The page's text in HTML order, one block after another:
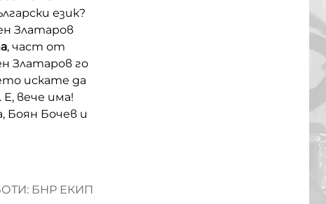
език?
Златаров
, част от
Златаров го
искате да
вече има!
Боян Бочев и
БНР ЕКИП